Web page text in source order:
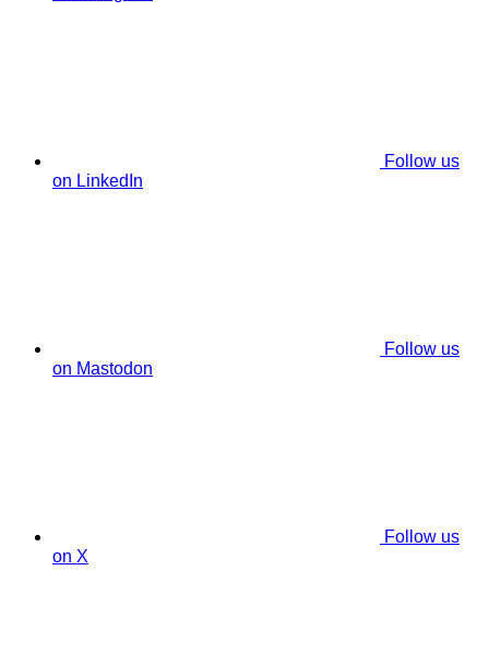
Follow us
on LinkedIn
Follow us
on Mastodon
Follow us
on X